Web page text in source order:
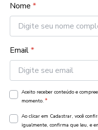
Nome *
Email*
Aceito receber conteúdo e
momento. *
Ao clicar em Cadastrar, você
igualmente, confirma que leu, e